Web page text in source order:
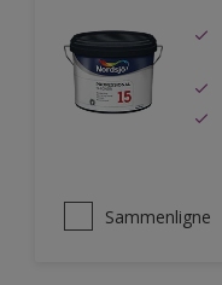
Sammenligne